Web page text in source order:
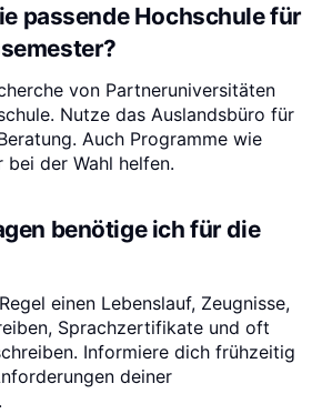
passende Hochschule für
von Partneruniversitäten
Nutze das Auslandsbüro für
Auch Programme wie
bei der Wahl helfen.
benötige ich für die
einen Lebenslauf, Zeugnisse,
Sprachzertifikate und oft
Informiere dich frühzeitig
deiner